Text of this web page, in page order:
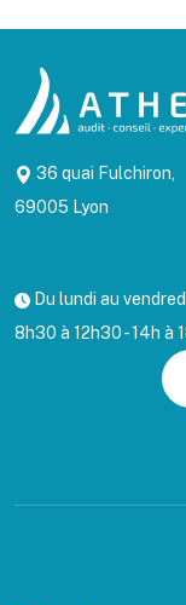
36 quai Fulchiron,
69005 Lyon
Du lundi au
8h30 à 12h30 - 14h à